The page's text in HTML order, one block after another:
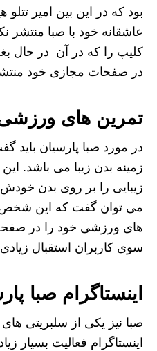
بود که در این بین امیر
عاشقانه خود با صبا منتشر
کلیپ را که در آن در حال
در صفحات مجازی خود
تمرین های ورزشی
در مورد صبا پارسیان باید
زمینه بدن زیبا می باشد.
زیبایی را بر روی بدن
می توان گفت که این شخص
های ورزشی خود را در
سوی کاربران استقبال
اینستاگرام صبا
صبا نیز یکی از سلبریتی
اینستاگرام فعالیت بسیار